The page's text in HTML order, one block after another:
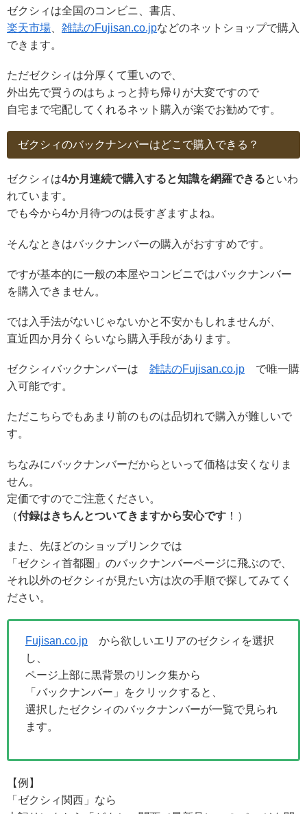
ゼクシィは全国のコンビニ、書店、
楽天市場
雑誌のFujisan.co.jpなどのネットショップで購入
できます。
ただゼクシィは分厚くて重いので、
外出先で買うのはちょっと持ち帰りが大変ですので
自宅まで宅配してくれるネット購入が楽でお勧めです。
ゼクシィのバックナンバーはどこで購入できる？
ゼクシィは4か月連続で購入すると知識を網羅できるといわ
れています。
でも今から4か月待つのは長すぎますよね。
そんなときはバックナンバーの購入がおすすめです。
ですが基本的に一般の本屋やコンビニではバックナンバー
を購入できません。
では入手法がないじゃないかと不安かもしれませんが、
直近四か月分くらいなら購入手段があります。
ゼクシィバックナンバーは 雑誌のFujisan.co.jp で唯一購
入可能です。
ただこちらでもあまり前のものは品切れで購入が難しいで
す。
ちなみにバックナンバーだからといって価格は安くなりま
せん。
定価ですのでご注意ください。
（付録はきちんとついてきますから安心です ！）
また、先ほどのショップリンクでは
「ゼクシィ首都圏」のバックナンバーページに飛ぶので、
それ以外のゼクシィが見たい方は次の手順で探してみてく
ださい。
Fujisan.co.jp から欲しいエリアのゼクシィを選択
し、
ページ上部に黒背景のリンク集から
「バックナンバー」をクリックすると、
選択したゼクシィのバックナンバーが一覧で見られ
ます。
【例】
「ゼクシィ関西」なら